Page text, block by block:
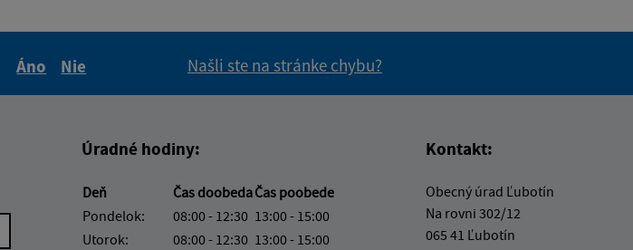
Áno
Nie
Našli ste na stránke chybu?
Úradné hodiny:
Deň Čas doobedaČas poobede
Pondelok:
08:00 - 12:30 13:00 - 15:00
Utorok:
08:00 - 12:30 13:00 - 15:00
Kontakt:
Obecný úrad Ľubotín
Na rovni 302/12
065 41 Ľubotín